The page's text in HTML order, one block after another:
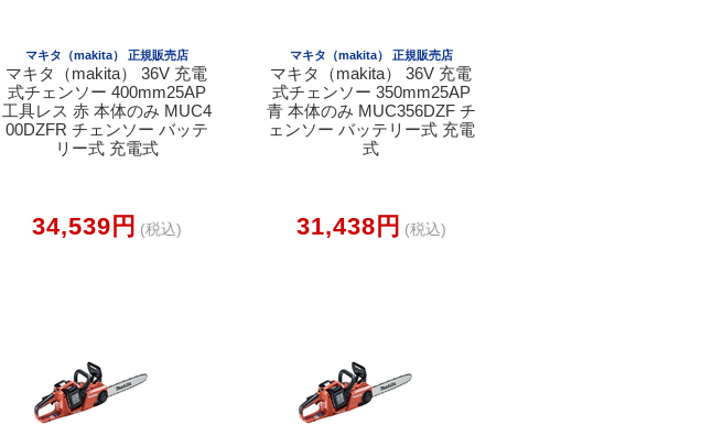
マキタ（makita） 正規販売店
マキタ（makita） 36V 充電
式チェンソー 400mm25AP
工具レス 赤 本体のみ MUC4
00DZFR チェンソー バッテ
リー式 充電式
34,539円 (税込)
マキタ（makita） 正規販売店
マキタ（makita） 36V 充電
式チェンソー 350mm25AP
青 本体のみ MUC356DZF チ
ェンソー バッテリー式 充電
式
31,438円 (税込)